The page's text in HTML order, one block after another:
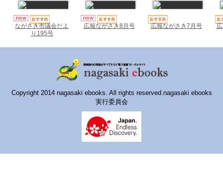
ながさき市議会だよ
り195号
広報ながさき8月号 広報ながさき7月号
Copyright 2014 nagasaki ebooks. All rights reserved.nagasaki ebooks
実行委員会
いきebooks
ながよebooks
おおむらebooks
みなみしまばらebooks
さいかいイーブックス